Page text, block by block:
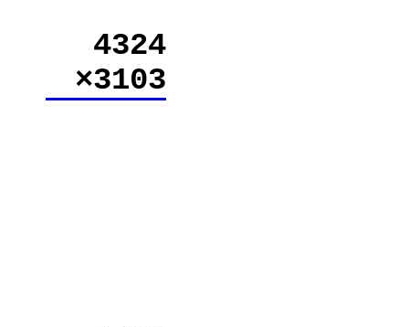
4324
×3103